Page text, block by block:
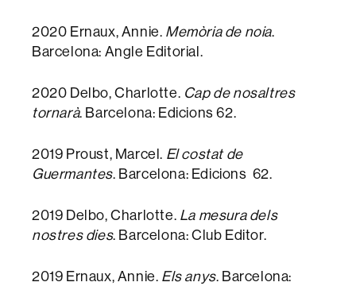
2020 Ernaux, Annie. Memòria de noia.
Barcelona: Angle Editorial.
2020 Delbo, Charlotte. Cap de nosaltres
tornarà. Barcelona: Edicions 62.
2019 Proust, Marcel. El costat de
Guermantes. Barcelona: Edicions 62.
2019 Delbo, Charlotte. La mesura dels
nostres dies. Barcelona: Club Editor.
2019 Ernaux, Annie. Els anys. Barcelona: